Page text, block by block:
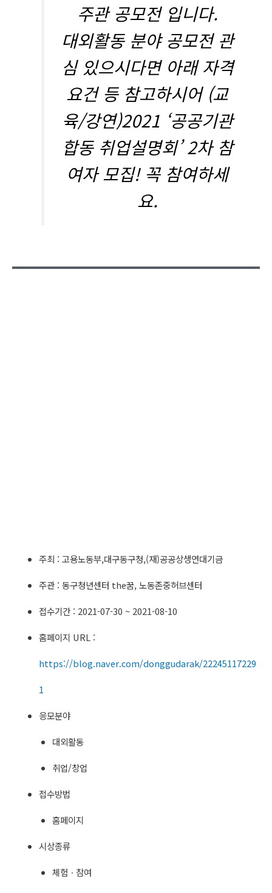
주관 공모전 입니다.
대외활동 분야 공모전 관
심 있으시다면 아래 자격
요건 등 참고하시어 (교
육/강연)2021 ‘공공기관
합동 취업설명회’ 2차 참
여자 모집! 꼭 참여하세
요.
주최 : 고용노동부,대구동구청,(재)공공상생연대기금
주관 : 동구청년센터 the꿈, 노동존중허브센터
접수기간 : 2021-07-30 ~ 2021-08-10
홈페이지 URL :
https://blog.naver.com/donggudarak/22245117229
1
응모분야
대외활동
취업/창업
접수방법
홈페이지
시상종류
체험ㆍ참여